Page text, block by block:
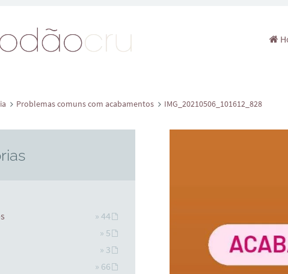
Problemas comuns com acabamentos IMG_20210506_101612_828
» 44
» 5
» 3
» 66